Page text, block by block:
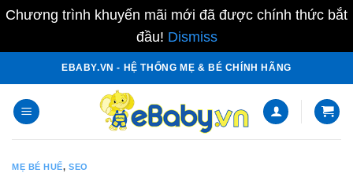
Chương trình khuyến mãi mới đã được chính thức bắt
đầu! Dismiss
content
EBABY.VN - HỆ THỐNG MẸ & BÉ CHÍNH HÃNG
MẸ BÉ HUẾ,SEO